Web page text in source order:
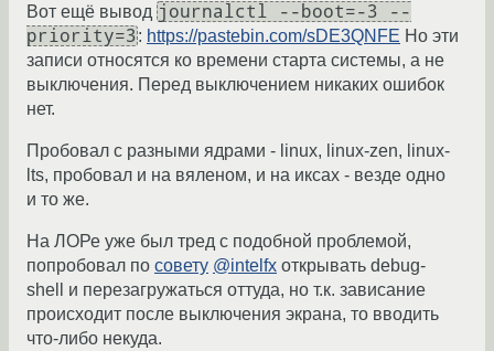
Вот ещё вывод journalctl --boot=-3 --
priority=3: https://pastebin.com/sDE3QNFE Но эти
записи относятся ко времени старта системы, а не
выключения. Перед выключением никаких ошибок
нет.
Пробовал с разными ядрами - linux, linux-zen, linux-
lts, пробовал и на вяленом, и на иксах - везде одно
и то же.
На ЛОРе уже был тред с подобной проблемой,
попробовал по совету @intelfx открывать debug-
shell и перезагружаться оттуда, но т.к. зависание
происходит после выключения экрана, то вводить
что-либо некуда.